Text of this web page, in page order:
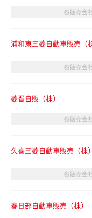
各販売会
浦和東三菱自動車販売（
各販売会
菱晋自販（株）
各販売会
久喜三菱自動車販売（株）
各販売会
春日部自動車販売（株）